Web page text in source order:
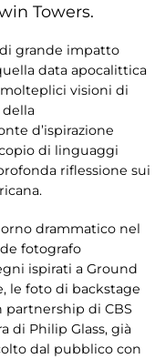
Towers.
di grande impatto
data apocalittica
visioni di
d’ispirazione
di linguaggi
riflessione sui
drammatico nel
fotografo
ispirati a Ground
le foto di backstage
partnership di CBS
di Philip Glass, già
dal pubblico con